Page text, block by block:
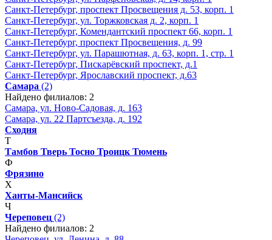
Санкт-Петербург, проспект Просвещения д. 53, корп. 1
Санкт-Петербург, ул. Торжковская д. 2, корп. 1
Санкт-Петербург, Комендантский проспект 66, корп. 1
Санкт-Петербург, проспект Просвещения, д. 99
Санкт-Петербург, ул. Парашютная, д. 63, корп. 1, стр. 1
Санкт-Петербург, Пискарёвский проспект, д.1
Санкт-Петербург, Ярославский проспект, д.63
Самара (2)
Найдено филиалов: 2
Самара, ул. Ново-Садовая, д. 163
Самара, ул. 22 Партсъезда, д. 192
Сходня
Т
Тамбов Тверь Тосно Троицк Тюмень
Ф
Фрязино
Х
Ханты-Мансийск
Ч
Череповец (2)
Найдено филиалов: 2